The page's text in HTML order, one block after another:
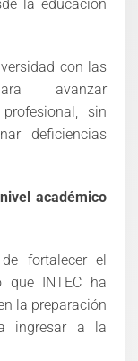
la educación
con las
avanzar
sin
deficiencias
académico
fortalecer el
que INTEC ha
la preparación
ingresar a la